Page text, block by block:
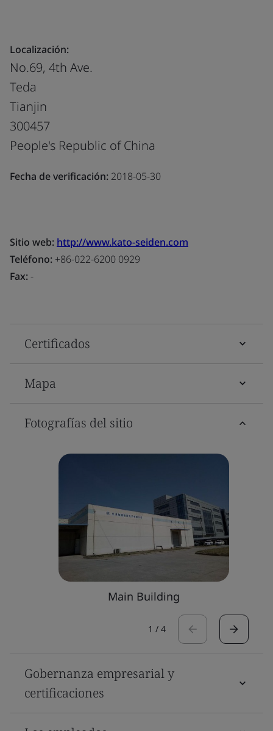
Localización:
No.69, 4th Ave.
Teda
Tianjin
300457
People's Republic of China
Fecha de verificación: 2018-05-30
Sitio web: http://www.kato-seiden.com
Teléfono: +86-022-6200 0929
Fax:-
Certificados
Mapa
Fotografías del sitio
Main Building
1 / 4
Gobernanza empresarial y
certificaciones